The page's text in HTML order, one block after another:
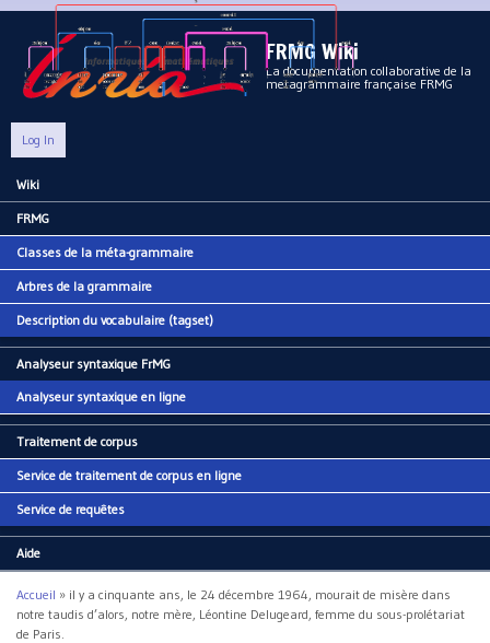
Aller au contenu principal
FRMG Wiki
La documentation collaborative de la
metagrammaire française FRMG
Log In
Main menu
Wiki
FRMG
Classes de la méta-grammaire
Arbres de la grammaire
Description du vocabulaire (tagset)
Analyseur syntaxique FrMG
Analyseur syntaxique en ligne
Traitement de corpus
Service de traitement de corpus en ligne
Service de requêtes
Aide
Vous êtes ici
Accueil » il y a cinquante ans, le 24 décembre 1964, mourait de misère dans
notre taudis d’alors, notre mère, Léontine Delugeard, femme du sous-prolétariat
de Paris.